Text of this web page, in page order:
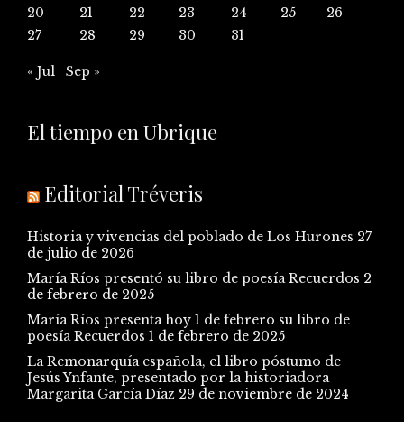
20
21 22 23 24 25
26
27
28 29 30 31
« Jul Sep »
El tiempo en Ubrique
Editorial Tréveris
Historia y vivencias del poblado de Los Hurones 27
de julio de 2026
María Ríos presentó su libro de poesía Recuerdos 2
de febrero de 2025
María Ríos presenta hoy 1 de febrero su libro de
poesía Recuerdos 1 de febrero de 2025
La Remonarquía española, el libro póstumo de
Jesús Ynfante, presentado por la historiadora
Margarita García Díaz 29 de noviembre de 2024